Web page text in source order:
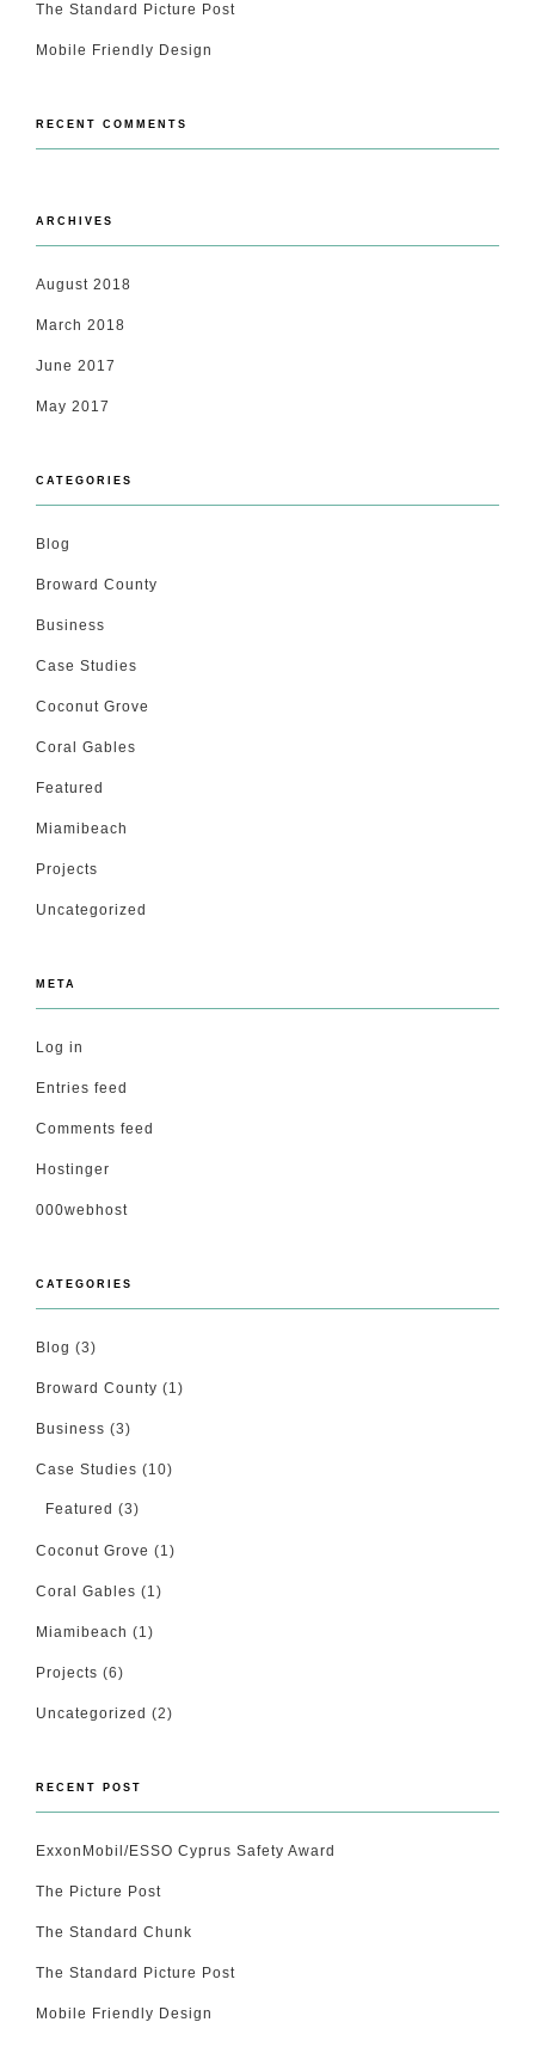
The Standard Picture Post
Mobile Friendly Design
RECENT COMMENTS
ARCHIVES
August 2018
March 2018
June 2017
May 2017
CATEGORIES
Blog
Broward County
Business
Case Studies
Coconut Grove
Coral Gables
Featured
Miamibeach
Projects
Uncategorized
META
Log in
Entries feed
Comments feed
Hostinger
000webhost
CATEGORIES
Blog (3)
Broward County (1)
Business (3)
Case Studies (10)
Featured (3)
Coconut Grove (1)
Coral Gables (1)
Miamibeach (1)
Projects (6)
Uncategorized (2)
RECENT POST
ExxonMobil/ESSO Cyprus Safety Award
The Picture Post
The Standard Chunk
The Standard Picture Post
Mobile Friendly Design